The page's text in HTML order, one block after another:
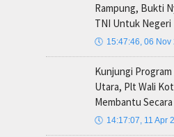
Rampung, Bukti
TNI Untuk Negeri
🕔 15:47:46, 06 Nov
Kunjungi
Utara, Plt Wali
Membantu
🕔 14:17:07, 11 Apr